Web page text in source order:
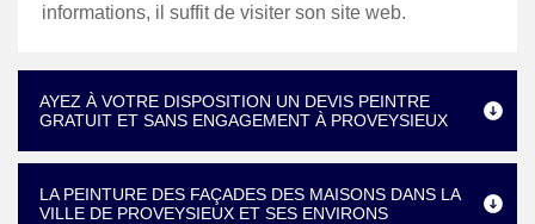
informations, il suffit de visiter son site web.
AYEZ À VOTRE DISPOSITION UN DEVIS PEINTRE
GRATUIT ET SANS ENGAGEMENT À PROVEYSIEUX
LA PEINTURE DES FAÇADES DES MAISONS DANS LA
VILLE DE PROVEYSIEUX ET SES ENVIRONS